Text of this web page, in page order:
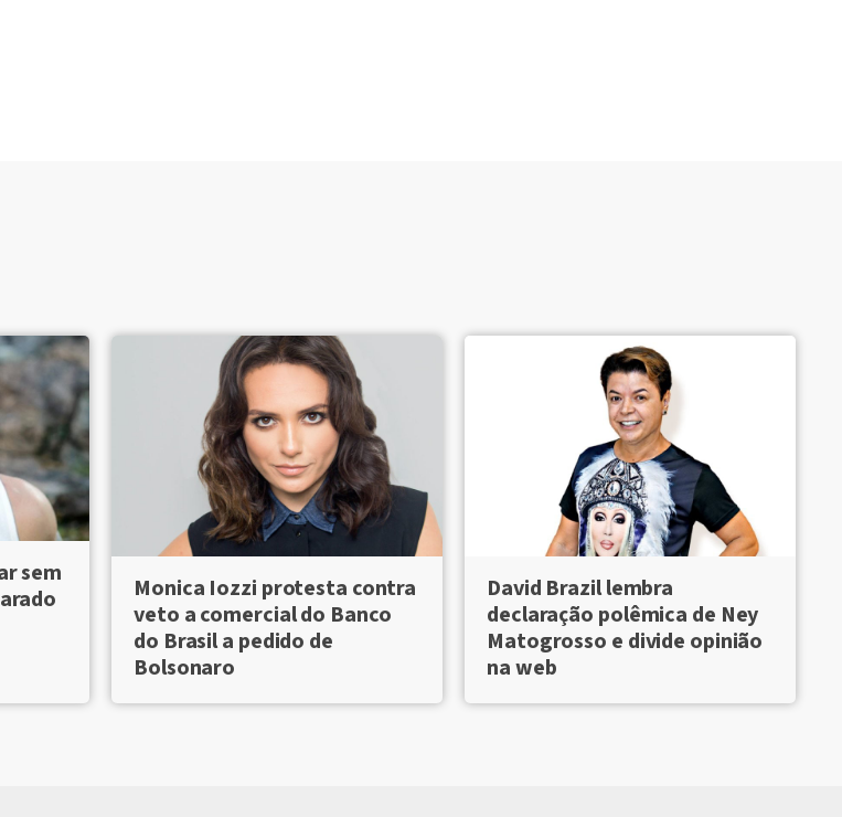
sem
Monica Iozzi protesta contra
veto a comercial do Banco
do Brasil a pedido de
Bolsonaro
David Brazil lembra
declaração polêmica de Ney
Matogrosso e divide opinião
na web